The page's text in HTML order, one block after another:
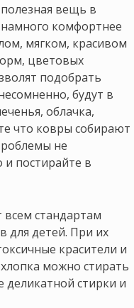
вещь в
комфортнее
мягком, красивом
цветовых
подобрать
будут в
облачка,
что ковры собирают
не
и постирайте в
стандартам
для детей. При их
красители и
можно стирать
стирки и